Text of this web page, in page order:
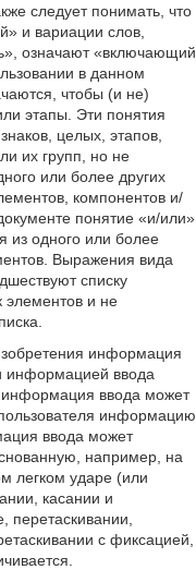
следует понимать, что
и вариации слов,
означают «включающий
в данном
чтобы (и не)
этапы. Эти понятия
целых, этапов,
их групп, но не
или более других
компонентов и/
понятие «и/или»
из одного или более
Выражения вида
списку
элементов и не
информация
информацией ввода
информация ввода может
информацию
ввода может
например, на
легком ударе (или
касании и
перетаскивании,
с фиксацией,